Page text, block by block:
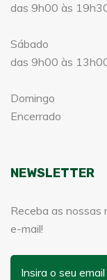
das 9h00 às
Sábado
das 9h00 às
Domingo
Encerrado
NEWSLETTER
Receba as nossas
e-mail!